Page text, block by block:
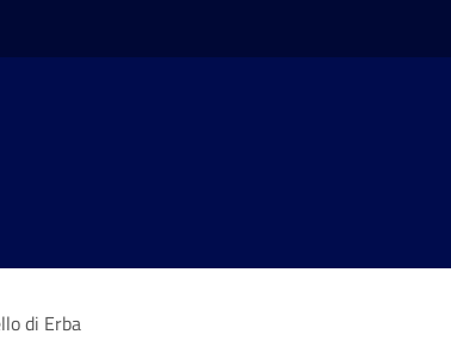
di Erba